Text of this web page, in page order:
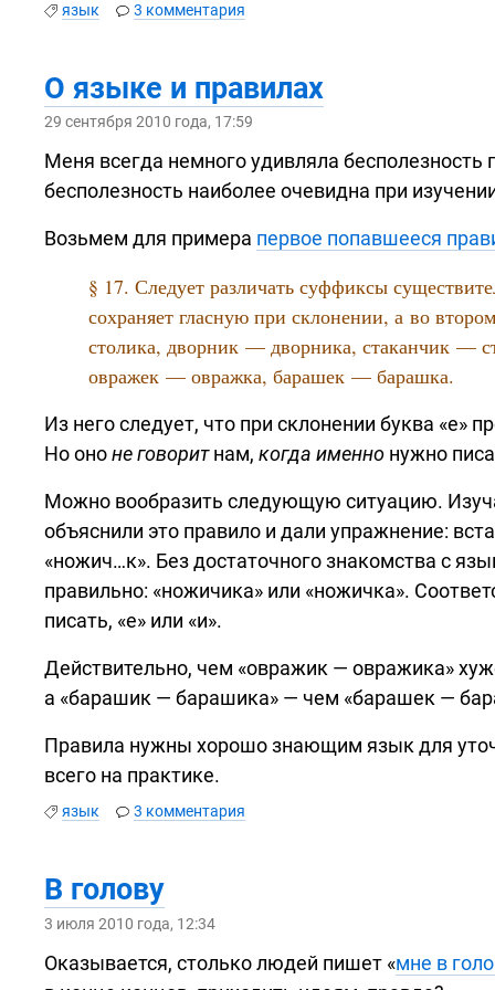
язык 3 комментария
О языке и правилах
29 сентября 2010 года, 17:59
Меня всегда немного удивляла бесполезность
бесполезность наиболее очевидна при
Возьмем для примера первое попавшееся
§ 17. Следует различать суффиксы
сохраняет гласную при склонении, а во
столика, дворник — дворника, стаканчик —
овражек — овражка, барашек — барашка.
Из него следует, что при склонении буква «е»
Но ононе говоритнам,когда именно нужно
Можно вообразить следующую ситуацию.
объяснили это правило и дали упражнение:
«ножич…к». Без достаточного знакомства с
правильно: «ножичика» или «ножичка».
писать, «е» или «и».
Действительно, чем «овражик — овражика»
а «барашик — барашика» — чем «барашек —
Правила нужны хорошо знающим язык для
всего на практике.
язык 3 комментария
В голову
3 июля 2010 года, 12:34
Оказывается, столько людей пишет «мне в